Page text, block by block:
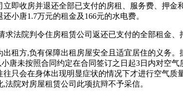
立即收房并退还全部已支付的房租、服务费、押
小唐1.7万元的租金及166元的水电费。
求法院判令住房租赁公司返还已支付的全部租金、
租方,负有保障出租房屋安全且适宜居住的义务
唐未按照合同约定在合同签订之日起3日内对空
往只会在身体出现明显症状的情况下才进行空气
院对房屋租赁公司此项抗辩不予采信。